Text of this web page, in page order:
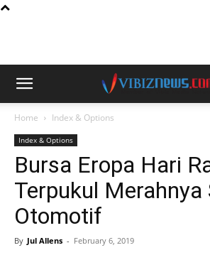
Home Index & Options
Index & Options
Bursa Eropa Hari
Terpukul Merahnya
Otomotif
By Jul Allens - February 6, 2019